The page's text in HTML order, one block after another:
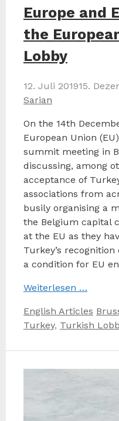
Europe and
the
Lobby
12. Juli 201915.
Sarian
On the 14th
European Union
summit meeting in
discussing, among
acceptance of
associations from
busily organising a
the Belgium capital
at the EU as they
Turkey’s
a condition for EU
Weiterlesen …
Kategorien
English Articles
Turkey, Turkish